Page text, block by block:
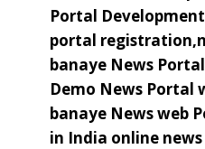
Portal
portal
banaye News
Demo News Portal
banaye News web
in India online